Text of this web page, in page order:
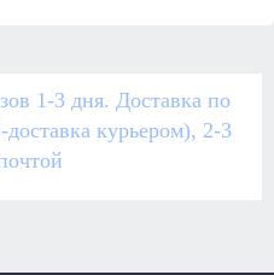
1-3 дня. Доставка по
курьером), 2-3